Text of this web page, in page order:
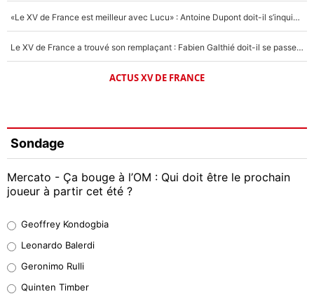
«Le XV de France est meilleur avec Lucu» : Antoine Dupont doit-il s’inquiéter pour sa place ?
Le XV de France a trouvé son remplaçant : Fabien Galthié doit-il se passer d'Antoine Dupont ?
ACTUS XV DE FRANCE
Sondage
Mercato - Ça bouge à l’OM : Qui doit être le prochain
joueur à partir cet été ?
38%
32%
Geoffrey Kondogbia
Leonardo Balerdi
Geronimo Rulli
Quinten Timber